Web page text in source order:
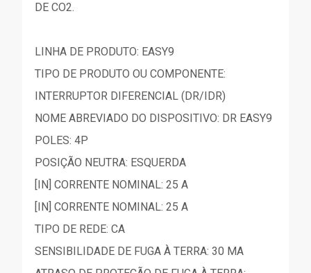
DE CO2.
LINHA DE PRODUTO: EASY9
TIPO DE PRODUTO OU COMPONENTE:
INTERRUPTOR DIFERENCIAL (DR/IDR)
NOME ABREVIADO DO DISPOSITIVO: DR EASY9
POLES: 4P
POSIÇÃO NEUTRA: ESQUERDA
[IN] CORRENTE NOMINAL: 25 A
[IN] CORRENTE NOMINAL: 25 A
TIPO DE REDE: CA
SENSIBILIDADE DE FUGA À TERRA: 30 MA